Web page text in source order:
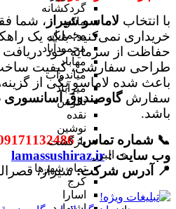
گردکشانه
ماکو
محمدیار
محمودآباد
مهاباد
میاندوآب
میرآباد
نالوس
نقده
نوشین
بازگشت
البرز
تمام شهر‌ها
کرج
اسارا
با انتخاب لاماسو شیراز ، شما
خریداری نمی‌کنید؛ بلکه یک
حفاظت از سرمایه خود دریافت
طراحی سفارشی، کیفیت ساخت
باعث شده لاماسو یکی از
سفارشگاوصندوق آسانسوری
باشد.
📞 شماره تماس:
وب سایت :lamassushiraz.ir
📍 آدرس شرکت:شیراز،